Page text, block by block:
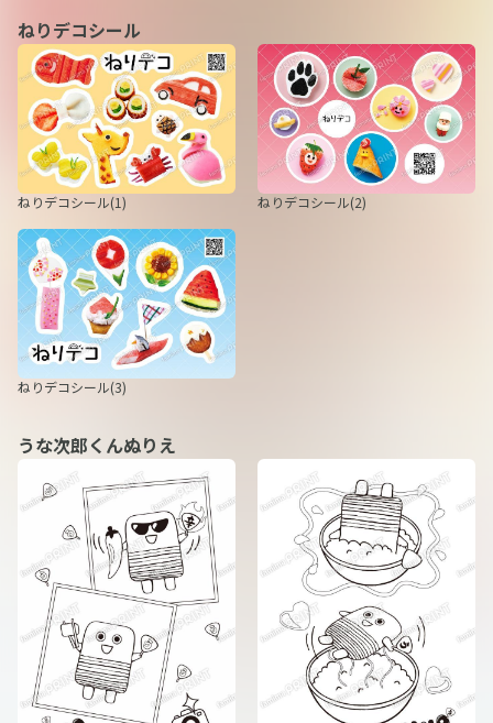
ねりデコシール
ねりデコシール(1) ねりデコシール(2)
ねりデコシール(3)
うな次郎くんぬりえ